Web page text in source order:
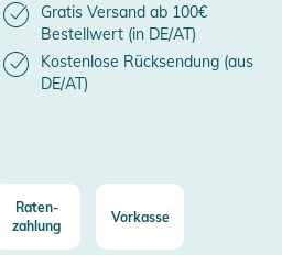
Gratis Versand ab 100€
Bestellwert (in DE/AT)
Kostenlose Rücksendung (aus
DE/AT)
Raten-
zahlung
Vorkasse